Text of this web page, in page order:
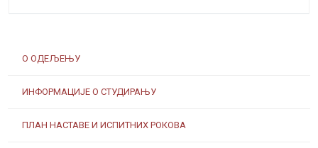
О ОДЕЉЕЊУ
ИНФОРМАЦИЈЕ О СТУДИРАЊУ
ПЛАН НАСТАВЕ И ИСПИТНИХ РОКОВА